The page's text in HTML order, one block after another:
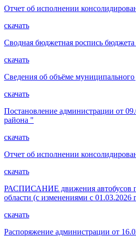
Отчет об исполнении
скачать
Сводная бюджетная роспись
скачать
Сведения об объёме муниципального
скачать
Постановление администрации от
района "
скачать
Отчет об исполнении
скачать
РАСПИСАНИЕ движения автобусов
области (с изменениями с 01.03.2026
скачать
Распоряжение администрации от